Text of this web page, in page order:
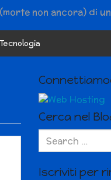
non ancora) di
Cerca nel
Search
for:
Iscriviti per